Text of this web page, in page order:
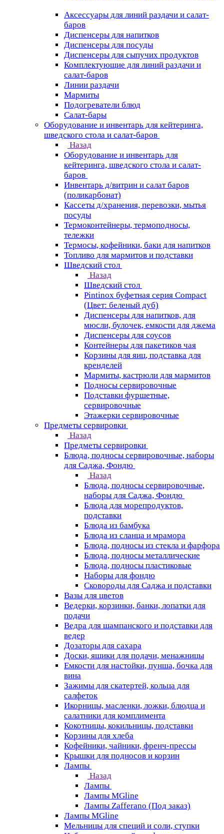
Аксессуары для линий раздачи и салат-
баров
Диспенсеры для напитков
Диспенсеры для посуды
Диспенсеры для сыпучих продуктов
Комплектующие для линий раздачи и
салат-баров
Линии раздачи
Мармиты
Подогреватели блюд
Салат-бары
Оборудование и инвентарь для кейтеринга,
шведского стола и салат-баров
Назад
Оборудование и инвентарь для
кейтеринга, шведского стола и салат-
баров
Инвентарь д/витрин и салат баров
(поликарбонат)
Кассеты д/хранения, перевозки, мытья
посуды
Термоконтейнеры, термоподносы,
тележки
Термосы, кофейники, баки для напитков
Топливо для мармитов и подставки
Шведский стол
Назад
Шведский стол
Pintinox буфетная серия Compact
(Цвет: беленый дуб)
Диспенсеры для напитков, для
мюсли, булочек, емкости для джема
Диспенсеры для соусов
Контейнеры для пакетиков чая
Корзины для яиц, подставка для
кренделей
Мармиты, кастрюли для мармитов
Подносы сервировочные
Подставки фуршетные,
сервировочные
Этажерки сервировочные
Предметы сервировки
Назад
Предметы сервировки
Блюда, подносы сервировочные, наборы
для Саджа, Фондю
Назад
Блюда, подносы сервировочные,
наборы для Саджа, Фондю
Блюда для морепродуктов,
подставки
Блюда из бамбука
Блюда из сланца и мрамора
Блюда, подносы из стекла и фарфора
Блюда, подносы металлические
Блюда, подносы пластиковые
Наборы для фондю
Сковороды для Саджа и подставки
Вазы для цветов
Ведерки, корзинки, банки, лопатки для
подачи
Ведра для шампанского и подставки для
ведер
Дозаторы для сахара
Доски, ящики для подачи, менажницы
Емкости для настойки, пунша, бочка для
вина
Зажимы для скатертей, кольца для
салфеток
Икорницы, масленки, ложки, блюдца и
салатники для комплимента
Кокотницы, кокильницы, подставки
Корзины для хлеба
Кофейники, чайники, френч-прессы
Крышки для подносов и корзин
Лампы
Назад
Лампы
Лампы MGline
Лампы Zafferano (Под заказ)
Лампы MGline
Мельницы для специй и соли, ступки